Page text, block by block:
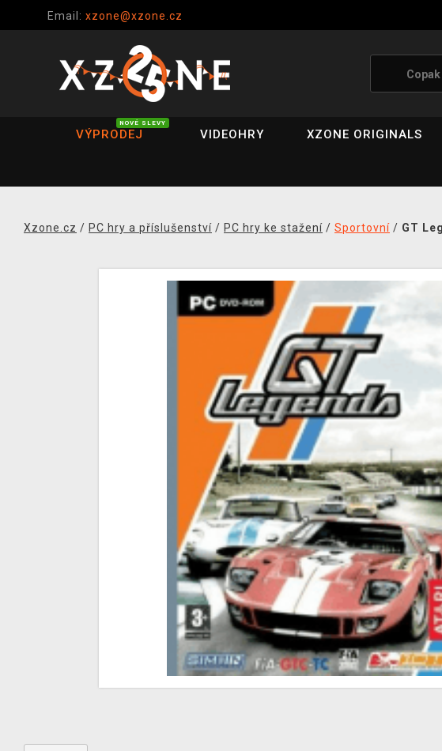
Email: xzone@xzone.cz
VÝPRODEJ
NOVÉ SLEVY
VIDEOHRY XZONE ORIGINALS
Xzone.cz / PC hry a příslušenství / PC hry ke stažení / Sportovní / GT